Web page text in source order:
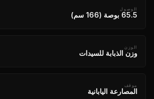
الوصول
65.5 بوصة (166 سم)
الوزن
وزن الذبابة للسيدات
موقف
المصارعة اليابانية